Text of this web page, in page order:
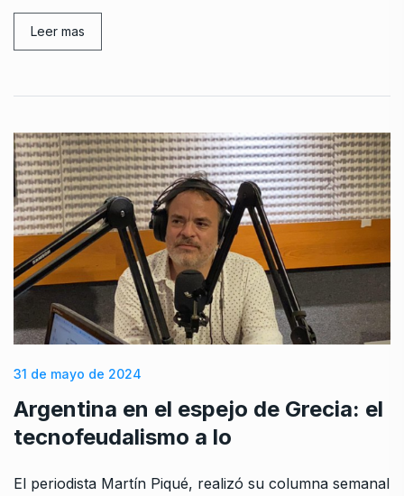
Leer mas
31 de mayo de 2024
Argentina en el espejo de Grecia: el
tecnofeudalismo a lo
El periodista Martín Piqué, realizó su columna semanal